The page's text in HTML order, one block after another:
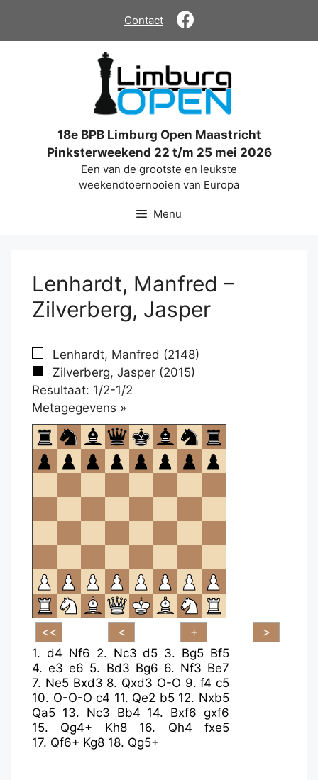
de
Contact
18e BPB Limburg Open Maastricht
Pinksterweekend 22 t/m 25 mei 2026
Een van de grootste en leukste
weekendtoernooien van Europa
Menu
Lenhardt, Manfred –
Zilverberg, Jasper
Lenhardt, Manfred (2148)
Zilverberg, Jasper (2015)
Resultaat: 1/2-1/2
Metagegevens »
om
te
openen.
1. d4 Nf6 2. Nc3 d5 3. Bg5 Bf5
4.e3 e6 5. Bd3 Bg6 6. Nf3 Be7
7. Ne5 Bxd3 8. Qxd3 O-O 9.f4 c5
10. O-O-O c4 11. Qe2 b5 12. Nxb5
Qa5 13. Nc3 Bb4 14. Bxf6 gxf6
15. Qg4+ Kh8 16. Qh4
fxe5
17. Qf6+ Kg8 18. Qg5+